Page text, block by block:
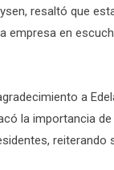
resaltó que
en
a
la importancia